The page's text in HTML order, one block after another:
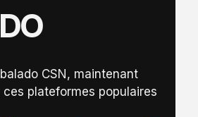
CSN, maintenant
ces plateformes populaires